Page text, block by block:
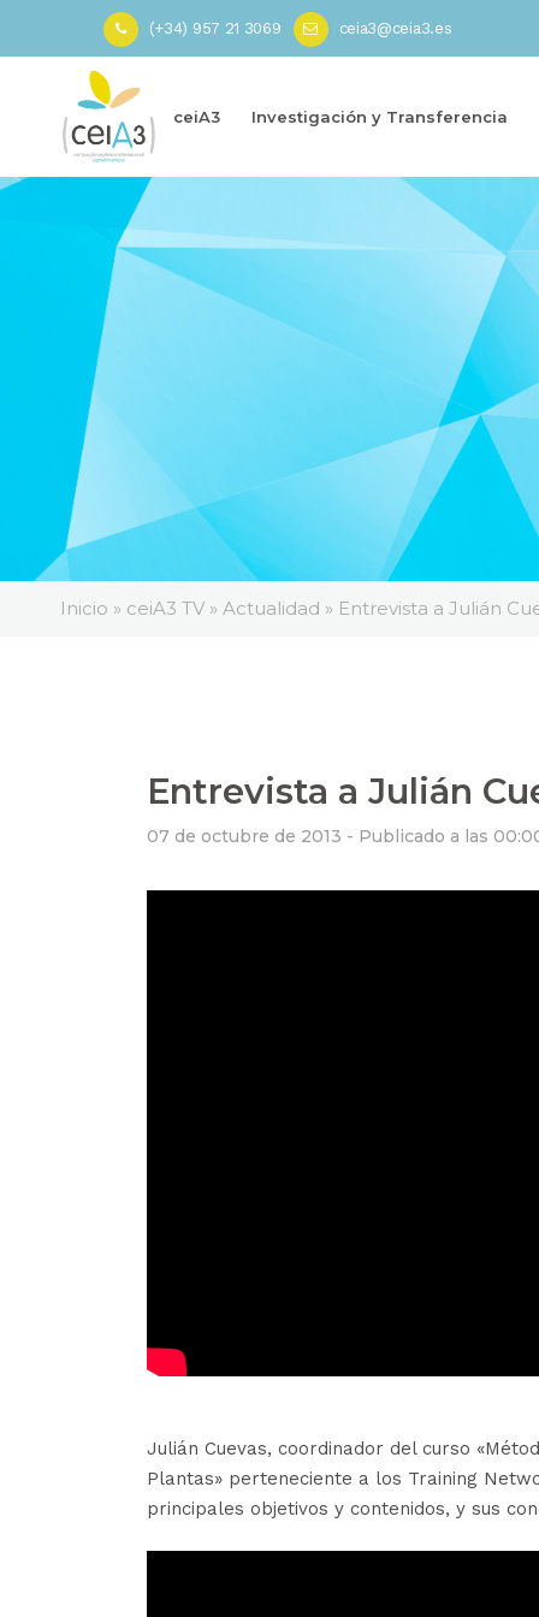
(+34) 957 21 3069 ceia3@ceia3.es
ceiA3 Investigación y Transferencia
Inicio » ceiA3 TV » Actualidad » Entrevista a Julián
Entrevista a Julián
07 de octubre de 2013 - Publicado a las
Julián Cuevas, coordinador del curso
Plantas» perteneciente a los Training
principales objetivos y contenidos, y sus